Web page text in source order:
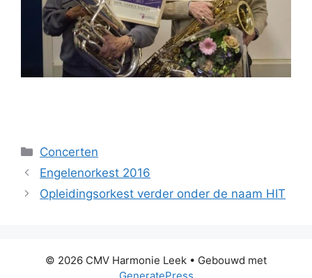
Categorieën
Concerten
Engelenorkest 2016
Opleidingsorkest verder onder de naam HIT
© 2026 CMV Harmonie Leek • Gebouwd met
GeneratePress